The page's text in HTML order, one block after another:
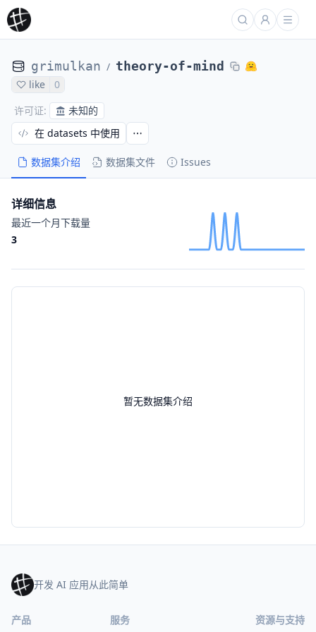
grimulkan / theory-of-mind
like
0
许可证: 未知的
数据集介绍 数据集文件 Issues
在 datasets 中使用
暂无数据集介绍
详细信息
最近一个月下载量
3
开发 AI 应用从此简单
产品 服务 资源与支持